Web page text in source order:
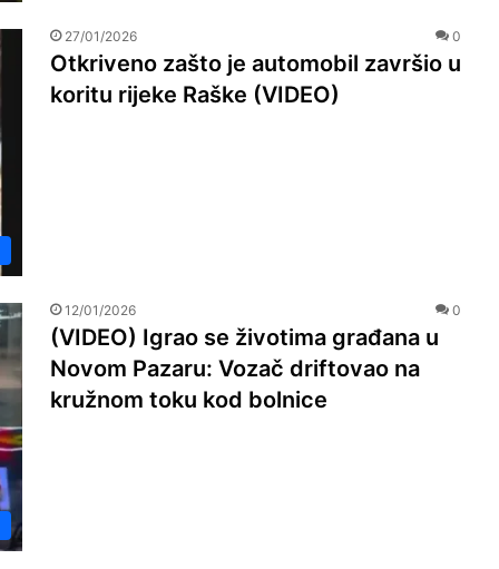
27/01/2026 0
Otkriveno zašto je automobil završio u
koritu rijeke Raške (VIDEO)
12/01/2026 0
(VIDEO) Igrao se životima građana u
Novom Pazaru: Vozač driftovao na
kružnom toku kod bolnice